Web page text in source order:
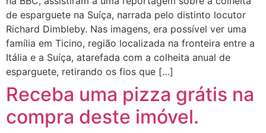
de esparguete na Suíça, narrada pelo distinto locutor
Richard Dimbleby. Nas imagens, era possível ver uma
família em Ticino, região localizada na fronteira entre a
Itália e a Suíça, atarefada com a colheita anual de
esparguete, retirando os fios que […]
Receba uma pizza grátis na
compra deste imóvel.